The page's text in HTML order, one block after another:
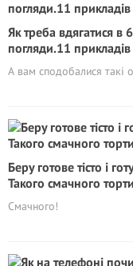
Як треба вдягатися в
погляди.11 прикладів
А вам сподобалися такі
Беру готове тісто і
Такого смачного
Смачного!